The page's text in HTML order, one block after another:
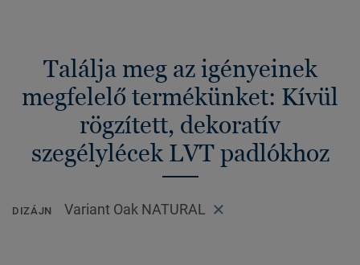
Találja meg az igényeinek
megfelelő termékünket: Kívül
rögzített, dekoratív
szegélylécek LVT padlókhoz
DIZÁJN Variant Oak NATURAL